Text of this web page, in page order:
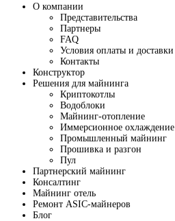
О компании
Представительства
Партнеры
FAQ
Условия оплаты и доставки
Контакты
Конструктор
Решения для майнинга
Криптокотлы
Водоблоки
Майнинг-отопление
Иммерсионное охлаждение
Промышленный майнинг
Прошивка и разгон
Пул
Партнерский майнинг
Консалтинг
Майнинг отель
Ремонт ASIC-майнеров
Блог